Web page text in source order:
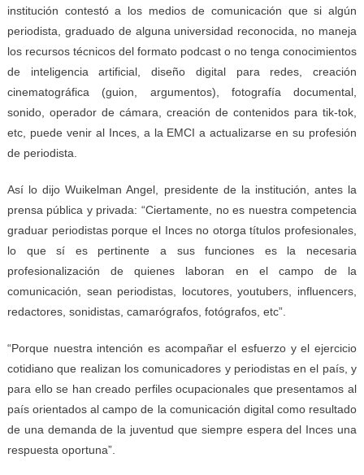
institución contestó a los medios de comunicación que si algún
periodista, graduado de alguna universidad reconocida, no maneja
los recursos técnicos del formato podcast o no tenga conocimientos
de inteligencia artificial, diseño digital para redes, creación
cinematográfica (guion, argumentos), fotografía documental,
sonido, operador de cámara, creación de contenidos para tik-tok,
etc, puede venir al Inces, a la EMCI a actualizarse en su profesión
de periodista.
Así lo dijo Wuikelman Angel, presidente de la institución, antes la
prensa pública y privada: “Ciertamente, no es nuestra competencia
graduar periodistas porque el Inces no otorga títulos profesionales,
lo que sí es pertinente a sus funciones es la necesaria
profesionalización de quienes laboran en el campo de la
comunicación, sean periodistas, locutores, youtubers, influencers,
redactores, sonidistas, camarógrafos, fotógrafos, etc”.
“Porque nuestra intención es acompañar el esfuerzo y el ejercicio
cotidiano que realizan los comunicadores y periodistas en el país, y
para ello se han creado perfiles ocupacionales que presentamos al
país orientados al campo de la comunicación digital como resultado
de una demanda de la juventud que siempre espera del Inces una
respuesta oportuna”.